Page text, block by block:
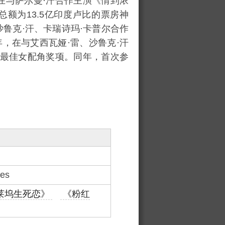
额为13.5亿印度卢比的票房神
鲁克·汗、卡瑞诗玛·卡普尔合作
，在与艾西瓦娅·雷、沙鲁克·汗
佳女配角奖项。同年，首次参
坞生死恋》
《粉红